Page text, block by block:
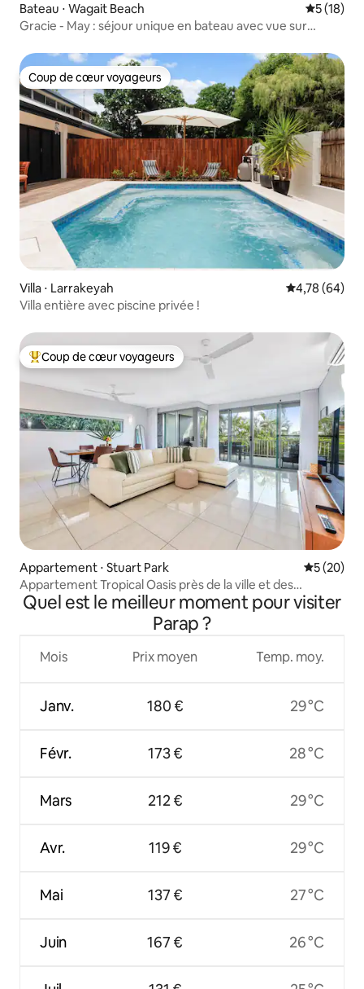
Bateau ⋅ Wagait Beach
5 (18)
Gracie - May : séjour unique en bateau avec vue sur
Coup de cœur voyageurs
Coup de cœur voyageurs
Villa ⋅ Larrakeyah Évaluation
4,78 (64)
Villa entière avec piscine privée !
Coups de cœur voyageurs les plus appréciés
Coup de cœur voyageurs
Appartement ⋅ Stuart Park
5 (20)
Appartement Tropical Oasis près de la ville et des
attractions
Quel est le meilleur moment pour visiter
Parap ?
Mois
Janv.
Févr.
Mars
Avr.
Mai
Juin
Prix moyen
180 €
173 €
212 €
119 €
137 €
167 €
Temp. moy.
29 °C
28 °C
29 °C
29 °C
27 °C
26 °C